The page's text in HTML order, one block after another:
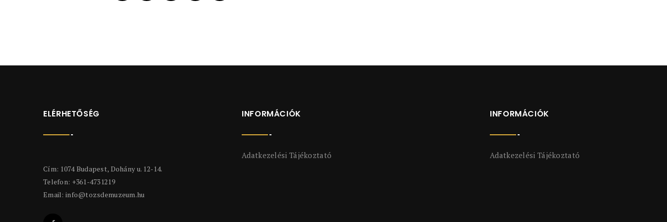
ELÉRHETŐSÉG
Cím: 1074 Budapest, Dohány u. 12-14.
Telefon: +361-4731219
Email: info@tozsdemuzeum.hu
INFORMÁCIÓK
Adatkezelési Tájékoztató
INFORMÁCIÓK
Adatkezelési Tájékoztató